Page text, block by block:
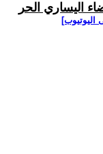
اليساري الحر
اليوتيوب]